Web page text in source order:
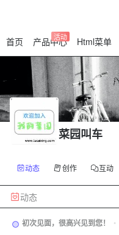
首页 产品中心
活动 Html菜单
菜园叫车
动态 创作 互动
动态
初次见面，很高兴见到您！ •